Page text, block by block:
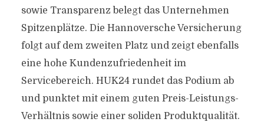
sowie Transparenz belegt das Unternehmen
Spitzenplätze. Die Hannoversche Versicherung
folgt auf dem zweiten Platz und zeigt ebenfalls
eine hohe Kundenzufriedenheit im
Servicebereich. HUK24 rundet das Podium ab
und punktet mit einem guten Preis-Leistungs-
Verhältnis sowie einer soliden Produktqualität.